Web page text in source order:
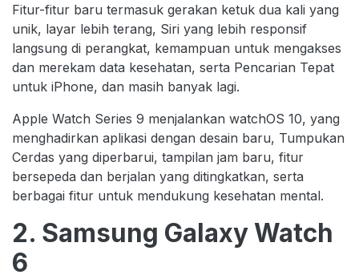
Fitur-fitur baru termasuk gerakan ketuk dua kali yang
unik, layar lebih terang, Siri yang lebih responsif
langsung di perangkat, kemampuan untuk mengakses
dan merekam data kesehatan, serta Pencarian Tepat
untuk iPhone, dan masih banyak lagi.
Apple Watch Series 9 menjalankan watchOS 10, yang
menghadirkan aplikasi dengan desain baru, Tumpukan
Cerdas yang diperbarui, tampilan jam baru, fitur
bersepeda dan berjalan yang ditingkatkan, serta
berbagai fitur untuk mendukung kesehatan mental.
2. Samsung Galaxy Watch
6